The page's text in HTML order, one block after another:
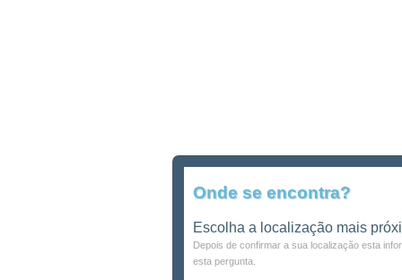
Onde se encontra?
Escolha a localização mais
Depois de confirmar a sua localização esta
esta pergunta.